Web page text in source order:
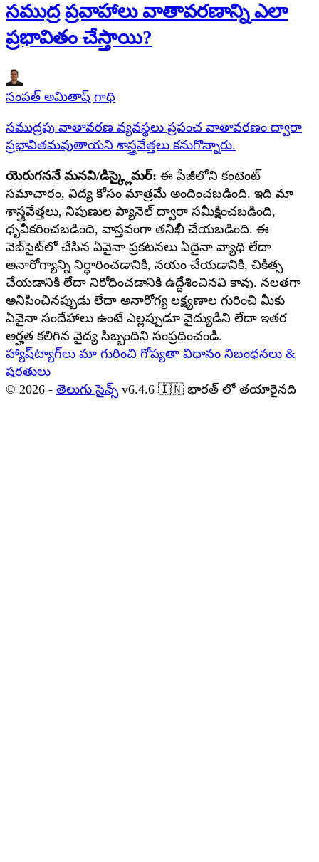
సముద్ర ప్రవాహాలు వాతావరణాన్ని ఎలా
ప్రభావితం చేస్తాయి?
సంపత్ అమితాష్ గాధి
సముద్రపు వాతావరణ వ్యవస్థలు ప్రపంచ వాతావరణం ద్వారా
ప్రభావితమవుతాయని శాస్త్రవేత్తలు కనుగొన్నారు.
యెరుగననే మనవి/డిస్క్లైమర్: ఈ పేజీలోని కంటెంట్
సమాచారం, విద్య కోసం మాత్రమే అందించబడింది. ఇది మా
శాస్త్రవేత్తలు, నిపుణుల ప్యానెల్ ద్వారా సమీక్షించబడింది,
ధృవీకరించబడింది, వాస్తవంగా తనిఖీ చేయబడింది. ఈ
వెబ్‌సైట్‌లో చేసిన ఏవైనా ప్రకటనలు ఏదైనా వ్యాధి లేదా
అనారోగ్యాన్ని నిర్ధారించడానికి, నయం చేయడానికి, చికిత్స
చేయడానికి లేదా నిరోధించడానికి ఉద్దేశించినవి కావు. నలతగా
అనిపించినప్పుడు లేదా అనారోగ్య లక్ష్యణాల గురించి మీకు
ఏవైనా సందేహాలు ఉంటే ఎల్లప్పుడూ వైద్యుడిని లేదా ఇతర
అర్హత కలిగిన వైద్య సిబ్బందిని సంప్రదించండి.
హ్యాష్‌ట్యాగ్‌లు మా గురించి గోప్యతా విధానం నిబంధనలు &
షరతులు
© 2026 - తెలుగు సైన్స్ v6.4.6 🇮🇳 భారత్ లో తయారైనది